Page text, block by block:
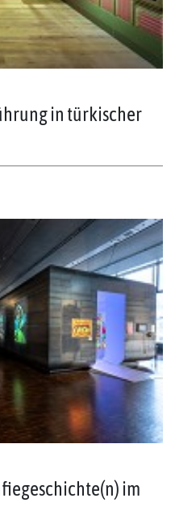
in türkischer
im